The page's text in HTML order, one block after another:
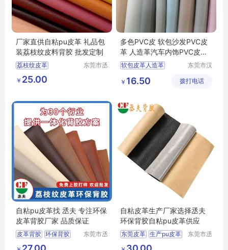
厂家直供自粘pu皮革 礼品包
装荔枝纹皮料背胶 批发定制
荔枝纹皮革
背胶pu皮革
背胶自粘皮革
东莞市丞
￥ 25.00
多色PVC皮 软包沙发PVC皮
革 人造革汽车内饰PVC皮革
一皮诚
软包皮革人造革
PVC皮革工厂
箱包用PVC皮革
东莞市汉
限公司
￥ 16.50 拨打电话
自粘pu皮革找 丞夫 专注环保
皮革背胶厂家 品质保证
皮革背胶 环保背胶
PU皮背胶
东莞市丞
自粘皮革生产厂家选择丞夫
环保背胶自粘pu皮革供应
东莞皮革 生产pu皮革
东莞pu皮革
东莞市丞